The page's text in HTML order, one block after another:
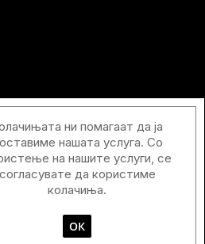
with
ни помагаат да ја
нашата услуга. Со
на нашите услуги, се
согласувате да користиме
колачиња.
ОК